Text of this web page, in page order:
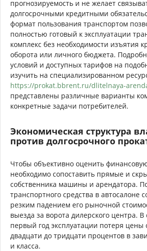
прогнозируемость и не желает
долгосрочными кредитными
формат пользования транспортом
полностью готовый к эксплуатации
комплекс без необходимости изъятия
оборота или личного бюджета.
условий и доступных тарифов на
изучить на специализированном
https://prokat.bbrent.ru/dlitelnaya-
представлены различные варианты
конкретные задачи потребителей.
Экономическая структура
против долгосрочного
Чтобы объективно оценить
необходимо сопоставить прямые и
собственника машины и арендатора.
транспортного средства в автосалоне
резким падением его рыночной
выезда за ворота дилерского центра. В
первый год эксплуатации потеря цены
двадцати до тридцати процентов в
и класса.